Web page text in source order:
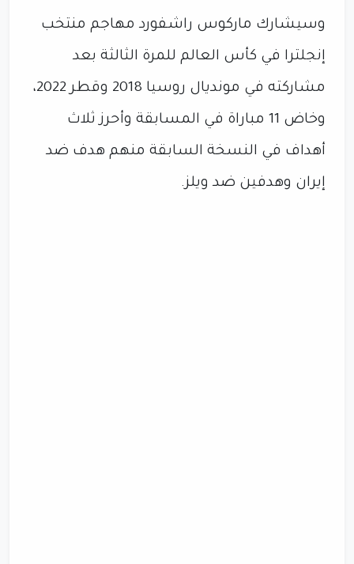
وسيشارك ماركوس راشفورد مهاجم منتخب
إنجلترا في كأس العالم للمرة الثالثة بعد
مشاركته في مونديال روسيا 2018 وقطر 2022،
وخاض 11 مباراة في المسابقة وأحرز ثلاث
أهداف في النسخة السابقة منهم هدف ضد
إيران وهدفين ضد ويلز.